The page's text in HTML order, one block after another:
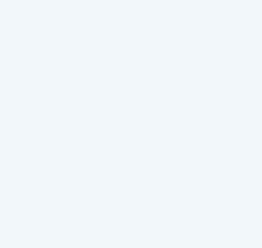
Make-up